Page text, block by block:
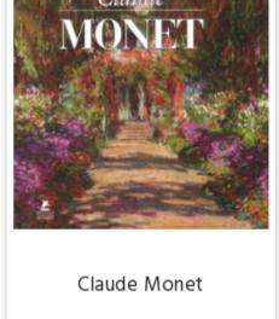
Claude Monet